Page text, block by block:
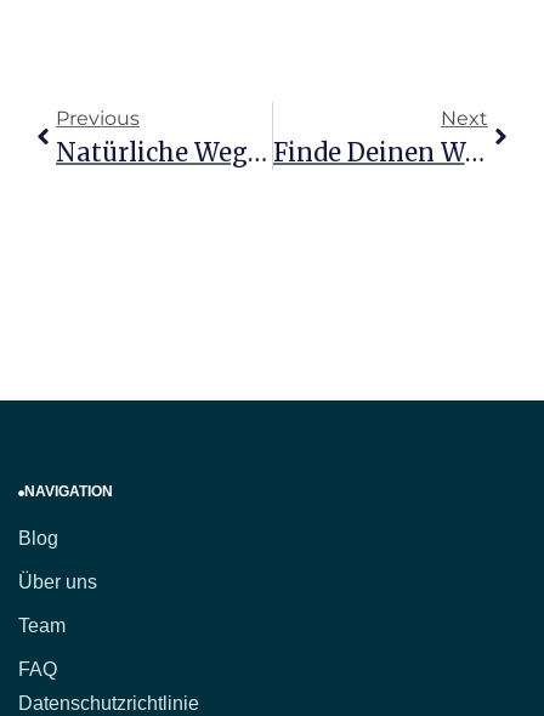
Previous
Natürliche Wege Zur Heilung: Tipps Gegen Blasenentzündung
Next
Finde Deinen Weg Zur Heilung: Der Perfekte Heilpraktiker
NAVIGATION
Blog
Über uns
Team
FAQ
Datenschutzrichtlinie